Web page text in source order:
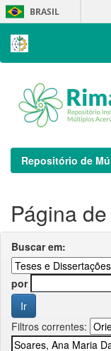
Skip
navigation
BRASIL
Repositório de
Página
Buscar em:
por
Filtros correntes: